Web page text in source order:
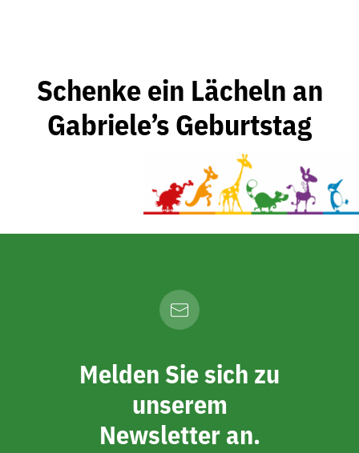
Schenke ein Lächeln an
Gabriele’s Geburtstag
Melden Sie sich zu
unserem
Newsletter an.